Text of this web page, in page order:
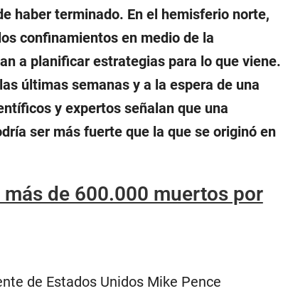
haber terminado. En el hemisferio norte,
confinamientos en medio de la
a planificar estrategias para lo que viene.
últimas semanas y a la espera de una
y expertos señalan que una
ser más fuerte que la que se originó en
de 600.000 muertos por
de Estados Unidos Mike Pence